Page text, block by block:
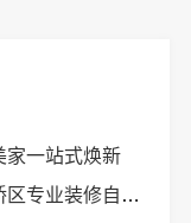
家一站式焕新
装修自有施工队